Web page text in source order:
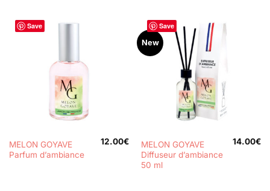
Save
MELON GOYAVE
Parfum d’ambiance
12.00€
Save
New
MELON GOYAVE
Diffuseur d’ambiance
50 ml
14.00€